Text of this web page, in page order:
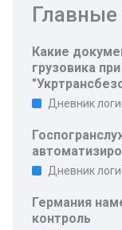
Главные
Какие
грузовика
Дневник
Дневник
Германия
контроль